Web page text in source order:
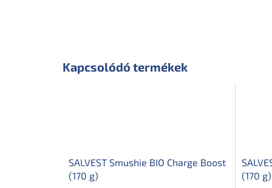
Kapcsolódó termékek
SALVEST Smushie BIO Charge Boost
(170 g)
(170 g)